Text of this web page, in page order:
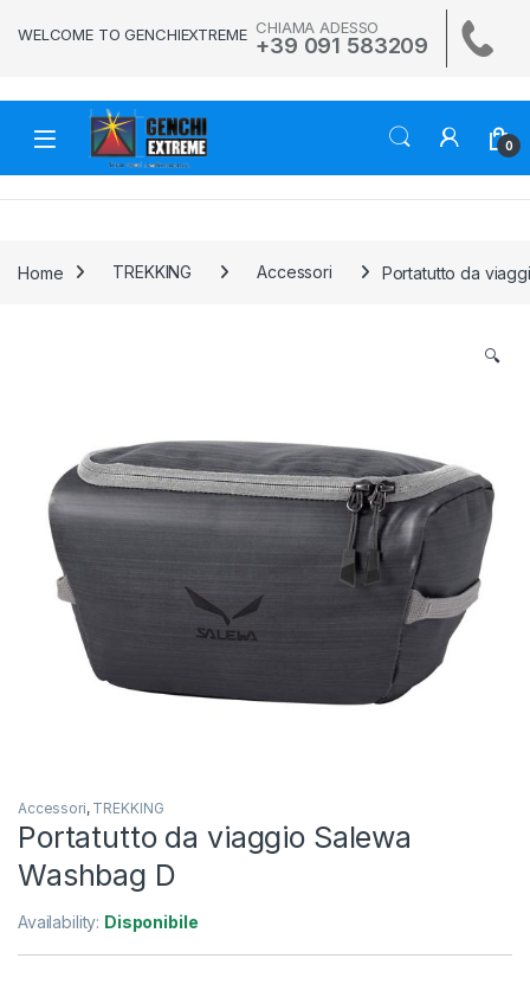
WELCOME TO GENCHIEXTREME CHIAMA ADESSO
+39 091 583209
0
Home TREKKING Accessori Portatutto da
🔍
Accessori, TREKKING
Portatutto da viaggio Salewa
Washbag D
Availability: Disponibile